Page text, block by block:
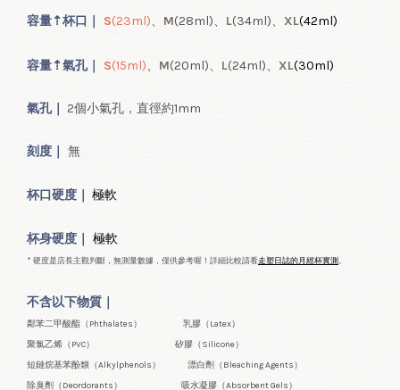
容量⇡杯口｜ S(23ml)、 M(28ml)、 L(34ml)、 XL(42ml)
容量⇡氣孔｜ S(15ml)、 M(20ml)、 L(24ml)、 XL(30ml)
氣孔｜ 2個小氣孔，直徑約1mm
刻度｜ 無
杯口硬度｜ 極軟
杯身硬度｜ 極軟
* 硬度是店長主觀判斷，無測量數據，僅供參考喔！詳細比較請看走塑日誌的月經杯實測 。
不含以下物質｜
鄰苯二甲酸酯（Phthalates） 乳膠（Latex）
聚氯乙烯（PVC） 矽膠（Silicone）
短鏈烷基苯酚類（Alkylphenols） 漂白劑（Bleaching Agents）
除臭劑（Deordorants） 吸水凝膠（Absorbent Gels）